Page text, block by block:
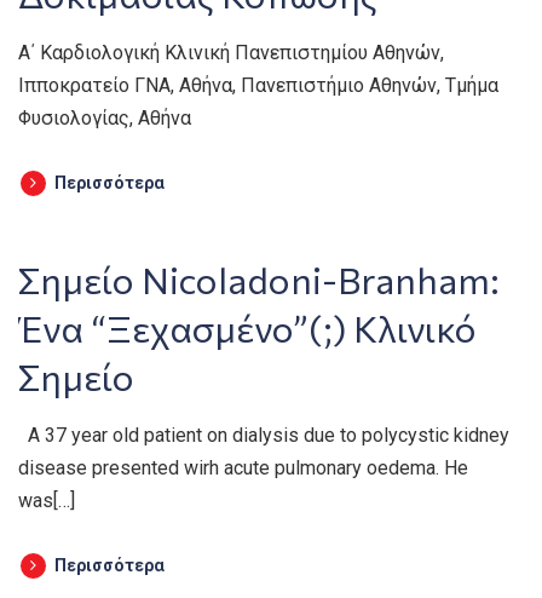
Α΄ Καρδιολογική Κλινική Πανεπιστημίου Αθηνών,
Ιπποκρατείο ΓΝΑ, Αθήνα, Πανεπιστήμιο Αθηνών, Τμήμα
Φυσιολογίας, Αθήνα
Περισσότερα
Σημείο Nicoladoni-Branham:
Ένα “Ξεχασμένο”(;) Κλινικό
Σημείο
A 37 year old patient on dialysis due to polycystic kidney
disease presented wirh acute pulmonary oedema. He
was[…]
Περισσότερα